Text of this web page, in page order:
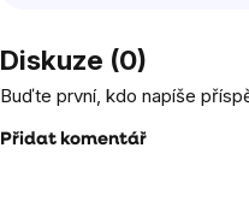
Diskuze (0)
Buďte první, kdo napíše
Přidat komentář